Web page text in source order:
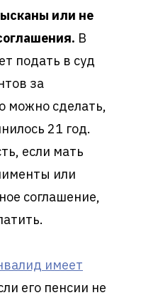
или не
В
подать в суд
за
можно сделать,
21 год.
если мать
или
соглашение,
имеет
его пенсии не